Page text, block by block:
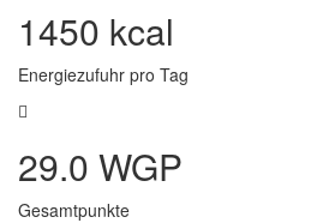
1450 kcal
Energiezufuhr pro Tag
29.0 WGP
Gesamtpunkte